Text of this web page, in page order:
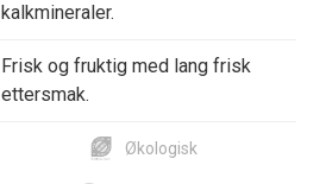
kalkmineraler.
Frisk og fruktig med lang frisk
ettersmak.
Økologisk